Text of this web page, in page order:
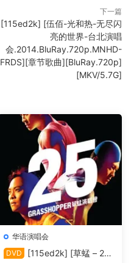
下一篇
[115ed2k] [伍佰-光和热-无尽闪
亮的世界-台北演唱
会.2014.BluRay.720p.MNHD-
FRDS][章节歌曲][BluRay.720p]
[MKV/5.7G]
华语演唱会
DVD
[115ed2k] [草蜢 – 25